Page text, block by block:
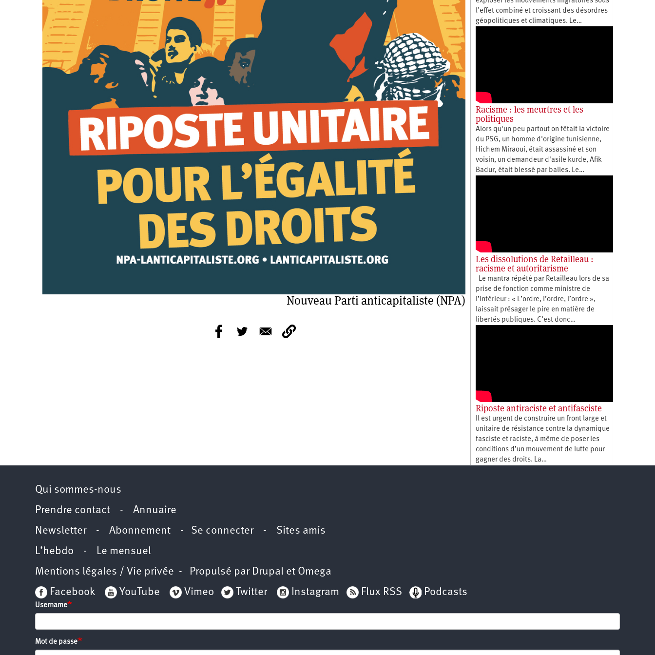
d’été
2022
Nouveau Parti anticapitaliste (NPA)
l’effet combiné et croissant des désordres
géopolitiques et climatiques. Le…
Racisme : les meurtres et les
politiques
Alors qu'un peu partout on fêtait la victoire
du PSG, un homme d'origine tunisienne,
Hichem Miraoui, était assassiné et son
voisin, un demandeur d'asile kurde, Afik
Badur, était blessé par balles. Le…
Les dissolutions de Retailleau :
racisme et autoritarisme
Le mantra répété par Retailleau lors de sa
prise de fonction comme ministre de
l’Intérieur : « L’ordre, l’ordre, l’ordre »,
laissait présager le pire en matière de
libertés publiques. C’est donc…
Riposte antiraciste et antifasciste
Il est urgent de construire un front large et
unitaire de résistance contre la dynamique
fasciste et raciste, à même de poser les
conditions d’un mouvement de lutte pour
gagner des droits. La…
Qui sommes-nous
Prendre contact - Annuaire
Newsletter - Abonnement - Se connecter- Sites amis
L’hebdo - Le mensuel
Mentions légales / Vie privée - Propulsé par Drupal et Omega
Facebook
YouTube Vimeo Twitter Instagram Flux RSS Podcasts
Username
Mot de passe